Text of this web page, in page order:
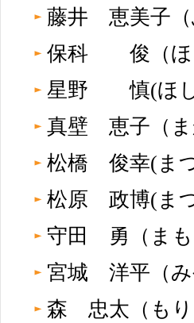
藤井 恵美子
保科 俊（
星野 慎(ほ
真壁 恵子（
松橋 俊幸(
松原 政博(
守田 勇（ま
宮城 洋平（
森 忠太（も